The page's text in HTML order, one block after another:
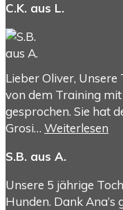
C.K. aus L.
Lieber Oliver,
von dem Training
gesprochen. Sie hat
Grosi… Weiterlesen
S.B. aus A.
Unsere 5 jährige
Hunden. Dank